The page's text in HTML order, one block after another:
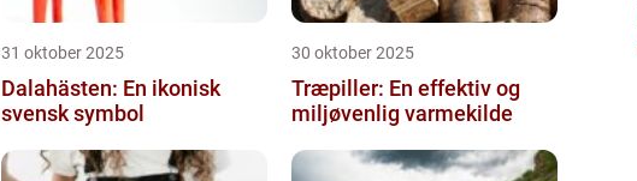
31 oktober 2025
Dalahästen: En ikonisk
svensk symbol
30 oktober 2025
Træpiller: En effektiv og
miljøvenlig varmekilde